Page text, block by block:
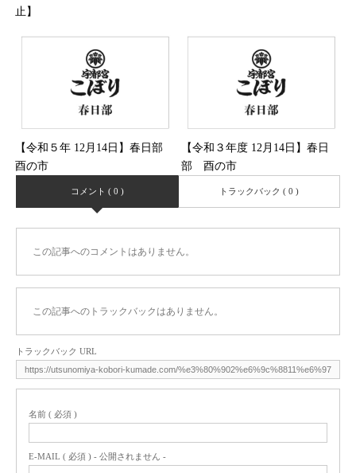
止】
【令和５年 12月14日】春日部
酉の市
【令和３年度 12月14日】春日
部 酉の市
コメント ( 0 ) トラックバック ( 0 )
この記事へのコメントはありません。
この記事へのトラックバックはありません。
トラックバック URL
名前 ( 必須 )
E-MAIL ( 必須 ) - 公開されません -